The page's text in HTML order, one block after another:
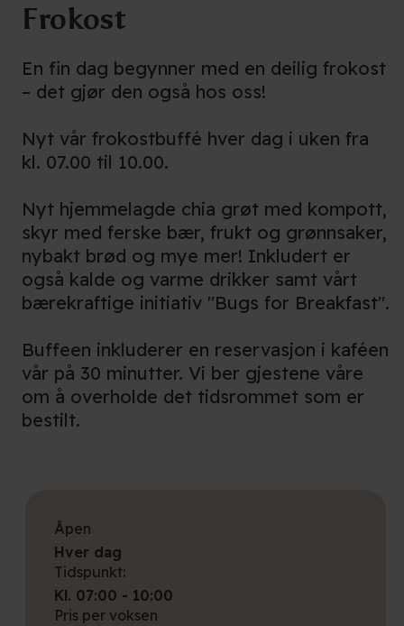
Frokost
En fin dag begynner med en deilig frokost
– det gjør den også hos oss!
Nyt vår frokostbuffé hver dag i uken fra
kl. 07.00 til 10.00.
Nyt hjemmelagde chia grøt med kompott,
skyr med ferske bær, frukt og grønnsaker,
nybakt brød og mye mer! Inkludert er
også kalde og varme drikker samt vårt
bærekraftige initiativ "Bugs for Breakfast".
Buffeen inkluderer en reservasjon i kaféen
vår på 30 minutter. Vi ber gjestene våre
om å overholde det tidsrommet som er
bestilt.
Åpen
Hver dag
Tidspunkt:
Kl. 07:00 - 10:00
Pris per voksen